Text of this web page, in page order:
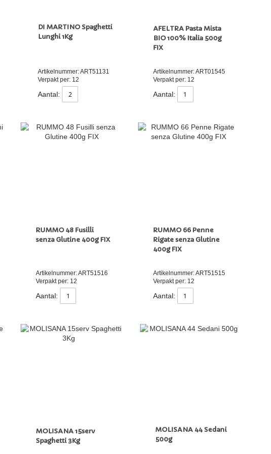
DI MARTINO Spaghetti
Lunghi 1Kg
Artikelnummer: ART51131
Verpakt per: 12
Aantal:
AFELTRA Pasta Mista
BIO 100% Italia 500g
FIX
Artikelnummer: ART01545
Verpakt per: 12
Aantal:
RUMMO 48 Fusilli
senza Glutine 400g FIX
Artikelnummer: ART51516
Verpakt per: 12
Aantal:
RUMMO 66 Penne
Rigate senza Glutine
400g FIX
Artikelnummer: ART51515
Verpakt per: 12
Aantal:
MOLISANA 15serv
Spaghetti 3Kg
MOLISANA 44 Sedani
500g